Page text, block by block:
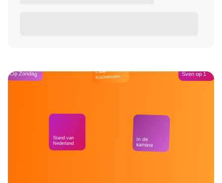
Op Zondag
Stand van
Nederland
Café
Kockelmann
In de
kantine
Sven op 1